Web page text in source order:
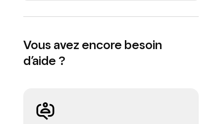
Vous avez encore besoin
d’aide ?